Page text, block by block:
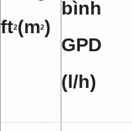
ft2(m2)
bình
GPD
(l/h)